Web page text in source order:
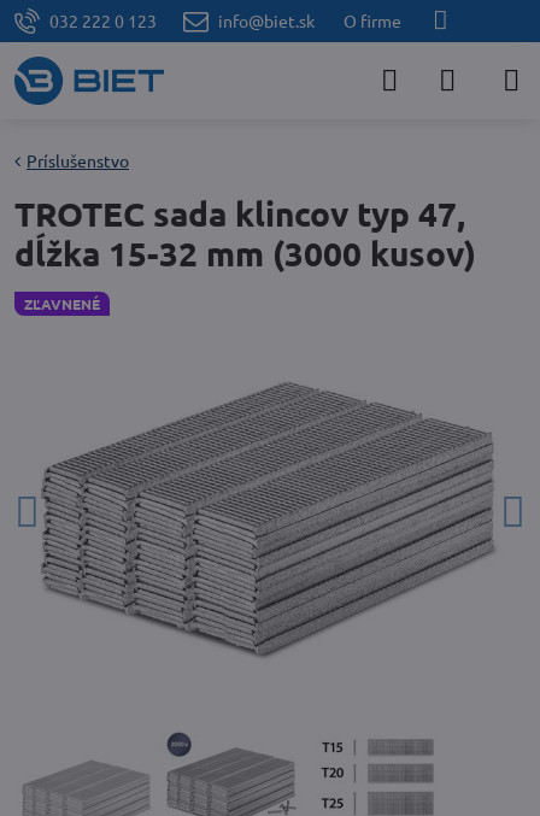
032 222 0 123 info@biet.sk O firme
ZĽAVNENÉ
Príslušenstvo
TROTEC sada klincov typ 47,
dĺžka 15-32 mm (3000 kusov)